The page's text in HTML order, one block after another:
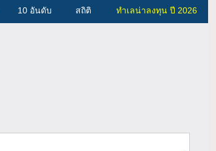
10 อันดับ สถิติ ทำเลน่าลงทุน ปี 2026